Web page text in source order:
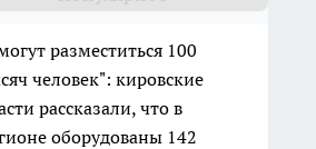
разместиться 100
человек": кировские
рассказали, что в
оборудованы 142